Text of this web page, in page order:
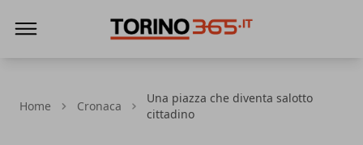
Home Cronaca
Una piazza che diventa salotto
cittadino